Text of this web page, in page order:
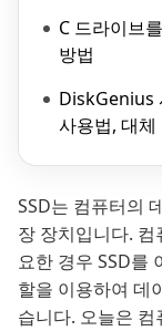
C 드라이브
방법
DiskGenius
사용법, 대체
SSD는 컴퓨터의
장 장치입니다.
요한 경우 SSD를
할을 이용하여 데
습니다. 오늘은